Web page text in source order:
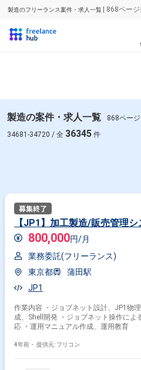
製造のフリーランス案件・求人一覧 | 868ページ
製造の案件・求人一覧
868ページ
34681-34720 / 全 36345 件
【JP1】加工製造/販売管理
800,000円/月
業務委託(フリーランス)
東京都
蒲田駅
JP1
作業内容 ・ジョブネット設計、JP1物
成、Shell開発 ・ジョブネット操作に
応 ・運用マニュアル作成、運用教育
4年前・ 提供元: フリコン